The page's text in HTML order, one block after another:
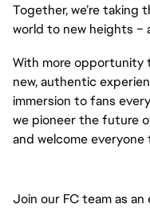
Together, we’re
world to new heights –
With more opportunity
new, authentic
immersion to fans
we pioneer the future
and welcome
Join our FC team as